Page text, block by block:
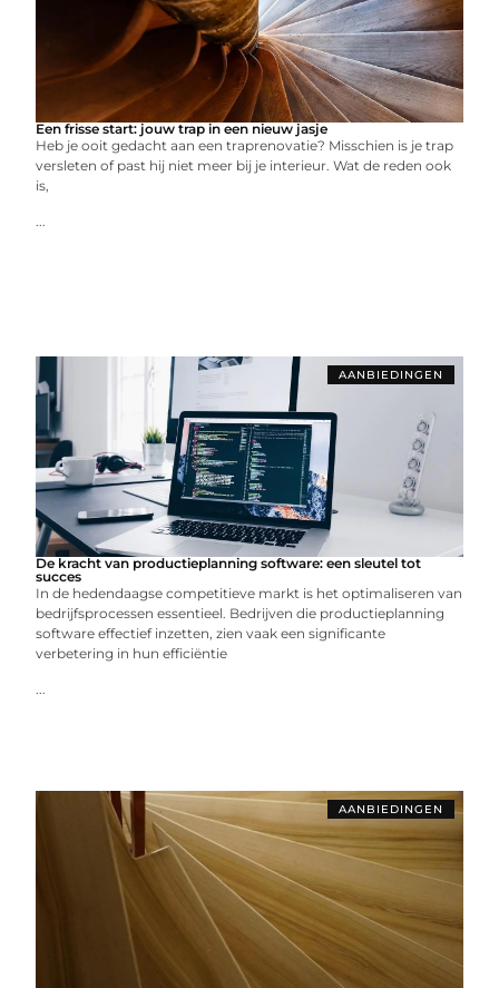
Een frisse start: jouw trap in een nieuw jasje
Heb je ooit gedacht aan een traprenovatie? Misschien is je trap
versleten of past hij niet meer bij je interieur. Wat de reden ook
is,
...
AANBIEDINGEN
De kracht van productieplanning software: een sleutel tot
succes
In de hedendaagse competitieve markt is het optimaliseren van
bedrijfsprocessen essentieel. Bedrijven die productieplanning
software effectief inzetten, zien vaak een significante
verbetering in hun efficiëntie
...
AANBIEDINGEN